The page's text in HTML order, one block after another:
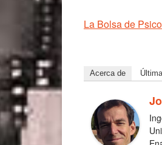
La Bolsa de Psico
Acerca de